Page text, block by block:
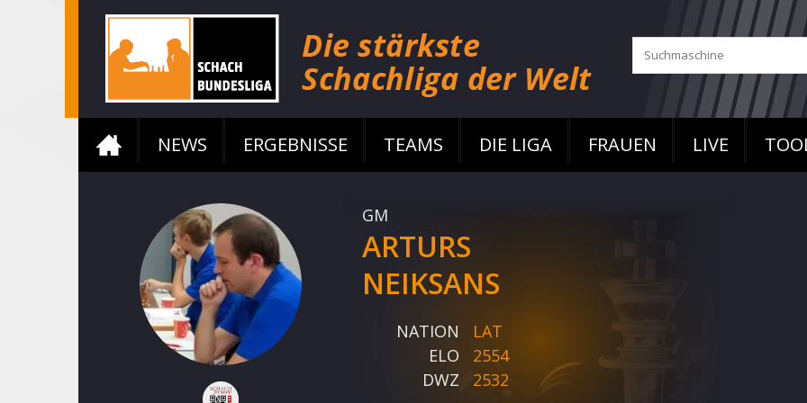
NEWS ERGEBNISSE TEAMS DIE LIGA FRAUEN LIVE
GM
ARTURS
NEIKSANS
NATION
LAT
ELO
2554
DWZ
2532